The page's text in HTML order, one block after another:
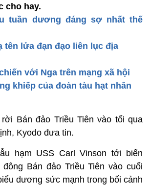
cho hay.
tuần dương đáng sợ nhất thế
tên lửa đạn đạo liên lục địa
với Nga trên mạng xã hội
khiếp của đoàn tàu hạt nhân
Bán đảo Triều Tiên vào tối qua
Kyodo đưa tin.
hạm USS Carl Vinson tới biển
Bán đảo Triều Tiên vào cuối
dương sức mạnh trong bối cảnh